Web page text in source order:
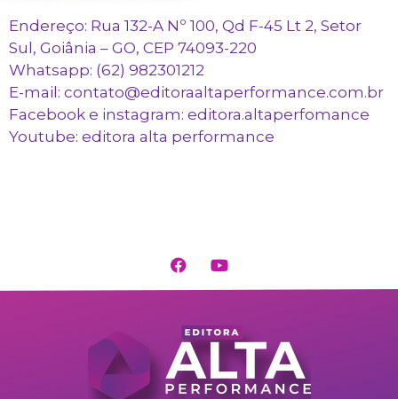
Endereço: Rua 132-A Nº 100, Qd F-45 Lt 2, Setor
Sul, Goiânia – GO, CEP 74093-220
Whatsapp: (62) 982301212
E-mail: contato@editoraaltaperformance.com.br
Facebook e instagram: editora.altaperfomance
Youtube: editora alta performance